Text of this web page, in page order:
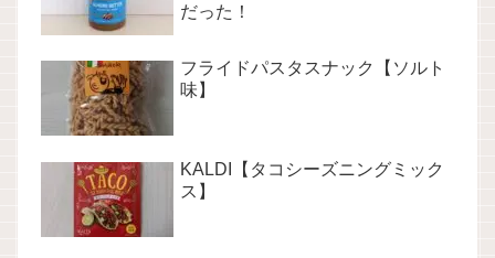
だった！
フライドパスタスナック【ソルト
味】
KALDI【タコシーズニングミック
ス】